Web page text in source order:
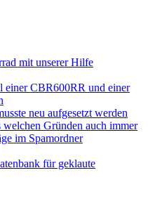
mit unserer Hilfe
einer CBR600RR und einer
neu aufgesetzt werden
Gründen auch immer
im Spamordner
für geklaute